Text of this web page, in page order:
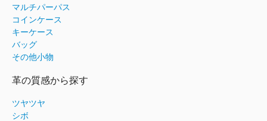
マルチパーパス
コインケース
キーケース
バッグ
その他小物
革の質感から探す
ツヤツヤ
シボ